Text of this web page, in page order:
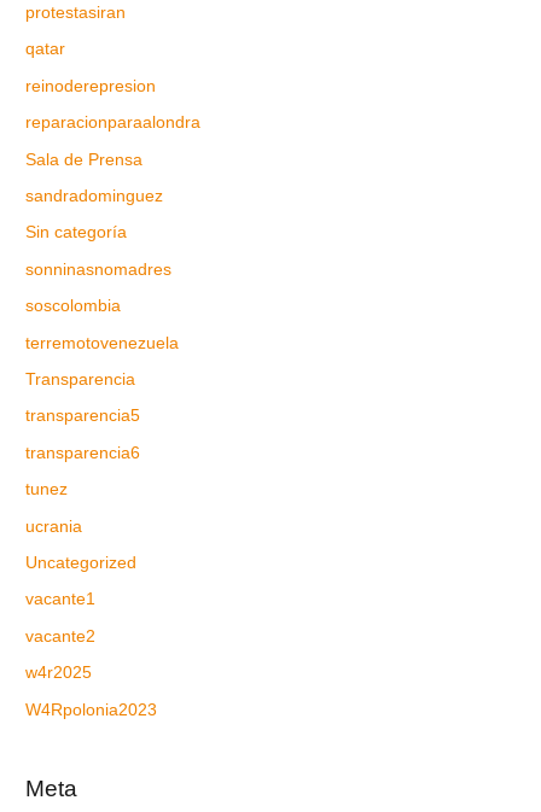
protestasiran
qatar
reinoderepresion
reparacionparaalondra
Sala de Prensa
sandradominguez
Sin categoría
sonninasnomadres
soscolombia
terremotovenezuela
Transparencia
transparencia5
transparencia6
tunez
ucrania
Uncategorized
vacante1
vacante2
w4r2025
W4Rpolonia2023
Meta